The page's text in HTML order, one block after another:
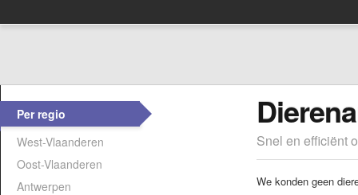
Per regio
West-Vlaanderen
Oost-Vlaanderen
Antwerpen
Snel en efficiënt
We konden geen